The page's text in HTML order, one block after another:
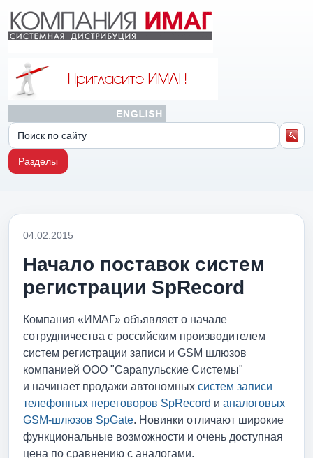
Разделы
04.02.2015
Начало поставок систем
регистрации SpRecord
Компания «ИМАГ» объявляет о начале
сотрудничества с российским производителем
систем регистрации записи и GSM шлюзов
компанией ООО "Сарапульские Системы"
и начинает продажи автономных систем записи
телефонных переговоров SpRecord и аналоговых
GSM-шлюзов SpGate. Новинки отличают широкие
функциональные возможности и очень доступная
цена по сравнению с аналогами.